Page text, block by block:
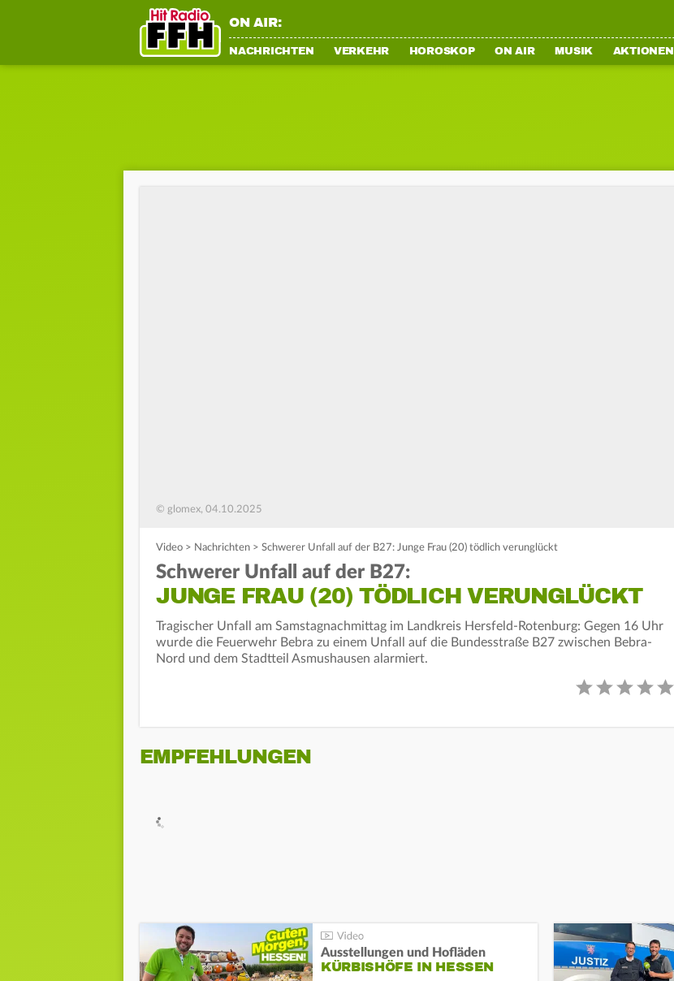
ON AIR:
NACHRICHTEN VERKEHR HOROSKOP ON AIR MUSIK AKTIONEN
© glomex, 04.10.2025
Video > Nachrichten > Schwerer Unfall auf der B27: Junge Frau (20) tödlich verunglückt
Schwerer Unfall auf der B27:
JUNGE FRAU (20) TÖDLICH VERUNGLÜCKT
Tragischer Unfall am Samstagnachmittag im Landkreis Hersfeld-Rotenburg: Gegen 16 Uhr
wurde die Feuerwehr Bebra zu einem Unfall auf die Bundesstraße B27 zwischen Bebra-
Nord und dem Stadtteil Asmushausen alarmiert.
EMPFEHLUNGEN
Ausstellungen und Hofläden
KÜRBISHÖFE IN HESSEN